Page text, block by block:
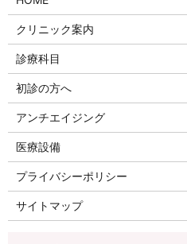
クリニック案内
診療科目
初診の方へ
アンチエイジング
医療設備
プライバシーポリシー
サイトマップ